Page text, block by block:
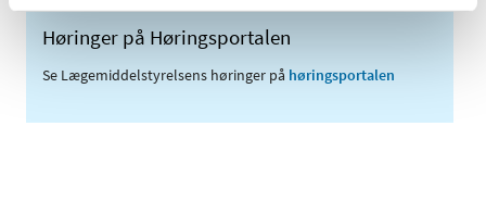
Høringer på Høringsportalen
Se Lægemiddelstyrelsens høringer på høringsportalen